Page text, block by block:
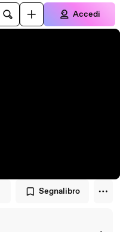
Accedi
Segnalibro